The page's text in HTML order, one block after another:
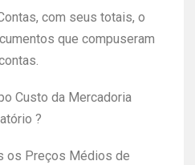
com seus totais, o
que compuseram
Custo da Mercadoria
?
os Preços Médios de